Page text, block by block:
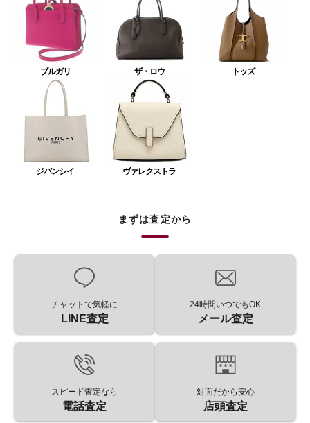
ブルガリ ザ・ロウ トッズ
ジバンシイ ヴァレクストラ
まずは査定から
チャットで気軽に
LINE査定
24時間いつでもOK
メール査定
スピード査定なら
電話査定
対面だから安心
店頭査定